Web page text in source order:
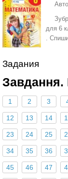
для 6
.
Задания
Завдання.
1 2 3
12 13 14
23 24 25
34 35 36
45 46 47